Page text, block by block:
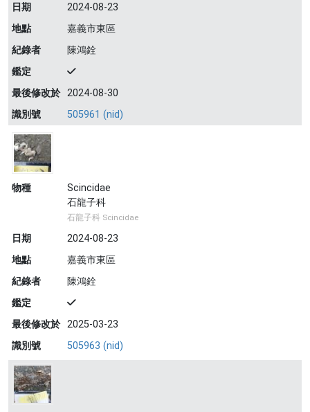
日期
2024-08-23
地點
嘉義市東區
紀錄者
陳鴻銓
鑑定
最後修改於 2024-08-30
識別號
505961 (nid)
物種
Scincidae
石龍子科
石龍子科 Scincidae
日期
2024-08-23
地點
嘉義市東區
紀錄者
陳鴻銓
鑑定
最後修改於 2025-03-23
識別號
505963 (nid)